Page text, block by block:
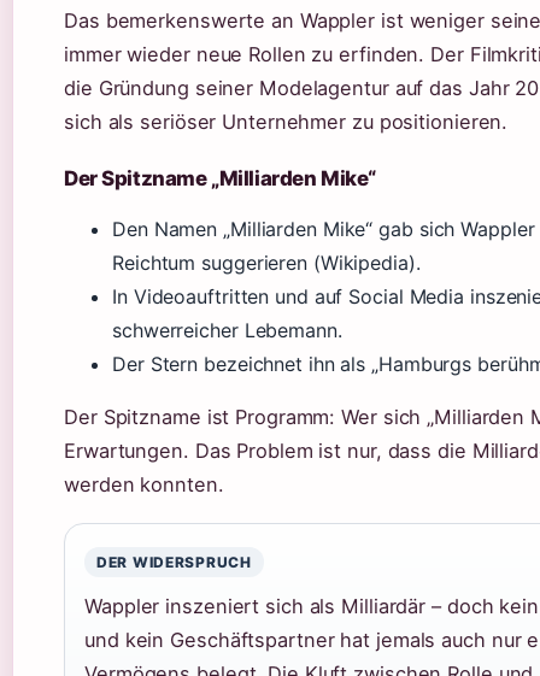
Das bemerkenswerte an Wappler ist weniger
immer wieder neue Rollen zu erfinden. Der
die Gründung seiner Modelagentur auf das Jahr
sich als seriöser Unternehmer zu positionieren.
Der Spitzname „Milliarden Mike“
Den Namen „Milliarden Mike“ gab sich
Reichtum suggerieren (Wikipedia).
In Videoauftritten und auf Social Media
schwerreicher Lebemann.
Der Stern bezeichnet ihn als „Hamburgs
Der Spitzname ist Programm: Wer sich „Milliarden
Erwartungen. Das Problem ist nur, dass die
werden konnten.
DER WIDERSPRUCH
Wappler inszeniert sich als Milliardär – doch
und kein Geschäftspartner hat jemals auch nur